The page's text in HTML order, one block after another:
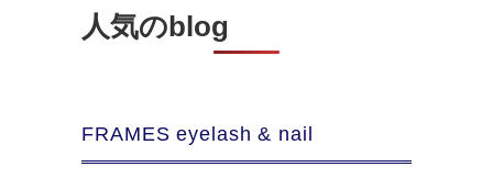
人気のblog
FRAMES eyelash & nail